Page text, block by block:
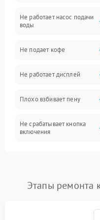
Проблемы с водой
Проблемы с
Управление и
Программное
Не работает насос подачи
воды
Не подает кофе
Не работает дисплей
Плохо взбивает пену
Не срабатывает кнопка
включения
Постоянные сбои в работе
Этапы ремонта